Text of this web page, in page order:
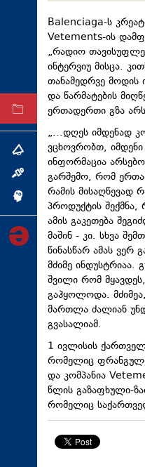
ტექნოლოგიები
ტაბლოიდი
არქივი
თემა
ინტერვიუ
Balenciaga-ს
Vetements-ის
„რადიო
ინტერვიუ მისცა.
თანამედრვე მოდის
და წარმატების
ერთადერთი გზა
„...დღეს იმდენად
ვცხოვრობთ, იმდენი
ინფორმაცია
გარშემო, რომ
რამის მისაღწევად
პროდუქტის
ამის გაკეთება
მაშინ - კი. სხვა
წინასწარ ამას ვერ
მძიმე
შვილი რომ
გაჰყოლოდა.
მართლა ძალიან
გვასალიამ.
1 ივლისის
რომელიც
და კომპანია
წლის გაზაფხული-
რომელიც